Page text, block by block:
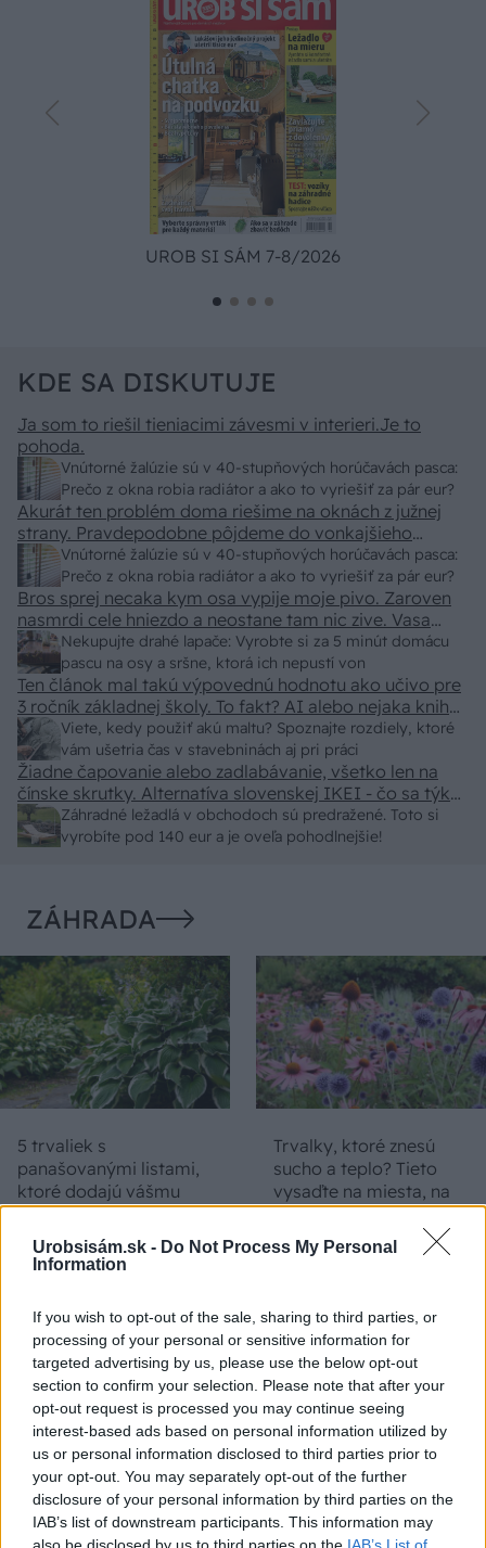
Urobsisám.sk - Do Not Process My Personal
Information
If you wish to opt-out of the sale, sharing to third parties, or
processing of your personal or sensitive information for
targeted advertising by us, please use the below opt-out
section to confirm your selection. Please note that after your
opt-out request is processed you may continue seeing
interest-based ads based on personal information utilized by
us or personal information disclosed to third parties prior to
your opt-out. You may separately opt-out of the further
disclosure of your personal information by third parties on the
IAB’s list of downstream participants. This information may
UROB SI SÁM 7-8/2026
KDE SA DISKUTUJE
Vnútorné žalúzie sú v 40-stupňových horúčavách pasca:
Prečo z okna robia radiátor a ako to vyriešiť za pár eur?
Ja som to riešil tieniacimi závesmi v interieri.Je to
pohoda.
Vnútorné žalúzie sú v 40-stupňových horúčavách pasca:
Prečo z okna robia radiátor a ako to vyriešiť za pár eur?
Akurát ten problém doma riešime na oknách z južnej
strany. Pravdepodobne pôjdeme do vonkajšieho
tienenia na spôsob markízy 250x150cm. Čínsky
predajcovia idú okolo 100 eur kus.
Nekupujte drahé lapače: Vyrobte si za 5 minút domácu
pascu na osy a sršne, ktorá ich nepustí von
Bros sprej necaka kym osa vypije moje pivo. Zaroven
nasmrdi cele hniezdo a neostane tam nic zive. Vasa
pasca naucinke moc efektivne. Skor pritiahne slimaky
Viete, kedy použiť akú maltu? Spoznajte rozdiely, ktoré
vám ušetria čas v stavebninách aj pri práci
Ten článok mal takú výpovednú hodnotu ako učivo pre
3 ročník základnej školy. To fakt? AI alebo nejaka kniha
z VŠ? Dnešné rychlotvrdnuce malty - pevnosť 40 Mpa a
doba schnutia tak 15 minut , k tomu vodotesné s
kryštálikou. A rozdiel - schnutie a zretie. Nič?
Záhradné ležadlá v obchodoch sú predražené. Toto si
vyrobíte pod 140 eur a je oveľa pohodlnejšie!
Žiadne čapovanie alebo zadlabávanie, všetko len na
čínske skrutky. Alternatíva slovenskej IKEI - čo sa týka
pevnosti. Autor si nedal veľa námahy s remeselným
spracovaním, škoda. No lepšie než ten odpad z DTD
ZÁHRADA
5 trvaliek s
panašovanými listami,
ktoré dodajú vášmu
záhonu celosezónny
šmrnc
Trvalky, ktoré znesú
sucho a teplo? Tieto
vysaďte na miesta, na
ktoré slnko svieti celý
deň
Nemusí to byť len
levanduľa! 7 fialových
krások, ktoré rozžiaria
vašu záhradu
Môže aspirín zachrániť
ochabnuté izbové
rastliny? Pravda vás
možno prekvapí